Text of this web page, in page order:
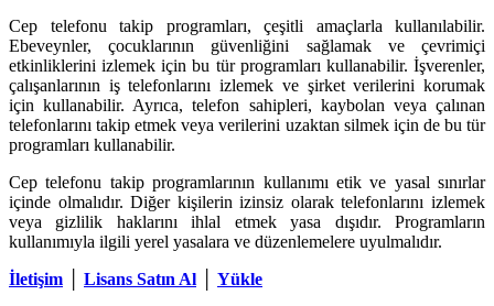
Cep telefonu takip programları, çeşitli amaçlarla kullanılabilir.
Ebeveynler, çocuklarının güvenliğini sağlamak ve çevrimiçi
etkinliklerini izlemek için bu tür programları kullanabilir. İşverenler,
çalışanlarının iş telefonlarını izlemek ve şirket verilerini korumak
için kullanabilir. Ayrıca, telefon sahipleri, kaybolan veya çalınan
telefonlarını takip etmek veya verilerini uzaktan silmek için de bu tür
programları kullanabilir.
Cep telefonu takip programlarının kullanımı etik ve yasal sınırlar
içinde olmalıdır. Diğer kişilerin izinsiz olarak telefonlarını izlemek
veya gizlilik haklarını ihlal etmek yasa dışıdır. Programların
kullanımıyla ilgili yerel yasalara ve düzenlemelere uyulmalıdır.
İletişim
Lisans Satın Al
Yükle